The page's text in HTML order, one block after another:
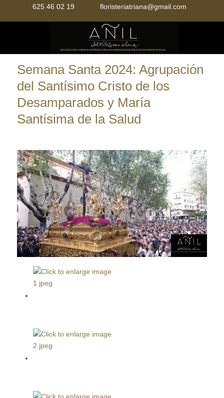
625 46 02 19 floristeriatriana@gmail.com
Semana Santa 2024: Agrupación
del Santísimo Cristo de los
Desamparados y María
Santísima de la Salud